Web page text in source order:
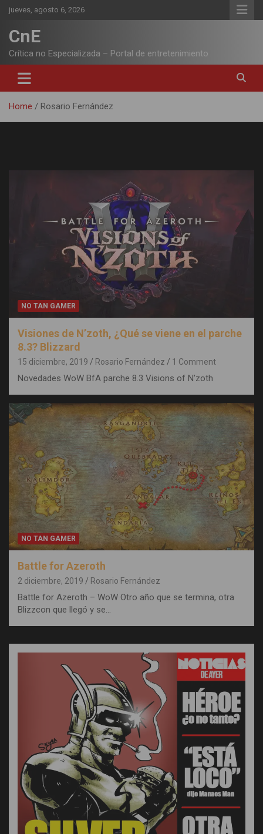
Skip
content
jueves, agosto 6, 2026
CnE
Crítica no Especializada – Portal de entretenimiento
Home Rosario Fernández
NO TAN GAMER
Visiones de N’zoth, ¿Qué se viene en el parche
8.3? Blizzard
15 diciembre, 2019 Rosario Fernández 1 Comment
Novedades WoW BfA parche 8.3 Visions of N'zoth
NO TAN GAMER
Battle for Azeroth
2 diciembre, 2019 Rosario Fernández
Battle for Azeroth – WoW Otro año que se termina, otra
Blizzcon que llegó y se…